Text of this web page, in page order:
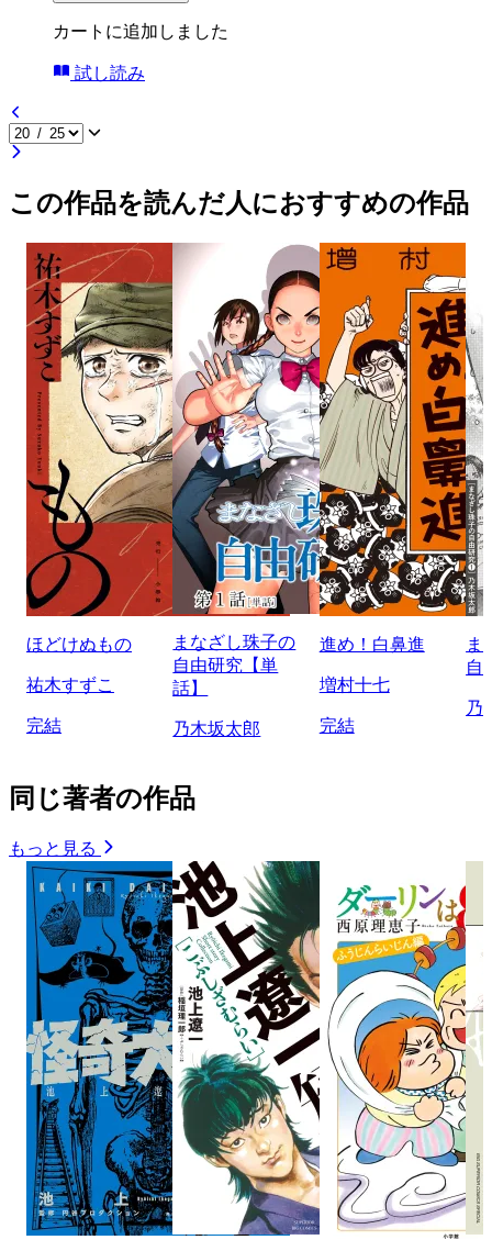
カートに追加しました
試し読み
この作品を読んだ人におすすめの作品
ほどけぬもの
祐木すずこ
完結
まなざし珠子の
自由研究【単
話】
乃木坂太郎
進め！白鼻進
増村十七
完結
ま
自
乃
同じ著者の作品
もっと見る